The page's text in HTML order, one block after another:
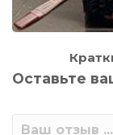
Оставьте